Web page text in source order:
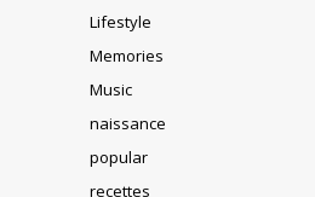
Lifestyle
Memories
Music
naissance
popular
recettes